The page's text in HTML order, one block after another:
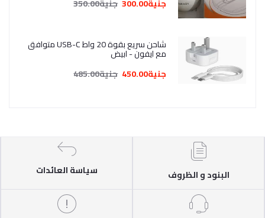
جنية300.00
جنية350.00
شاحن سريع بقوة 20 واط USB-C متوافق
مع ايفون - ابيض
جنية450.00
جنية485.00
البنود و الظروف سياسة العائدات